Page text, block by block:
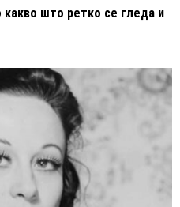
што ретко се гледа и